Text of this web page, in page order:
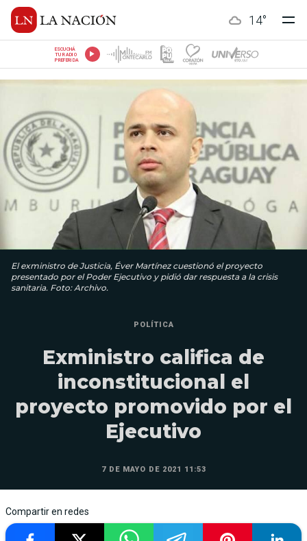
14°
ESCUCHÁ
TU RADIO
PREFERIDA
El exministro de Justicia, Éver Martínez cuestionó el proyecto
presentado por el Poder Ejecutivo y pidió dar respuesta a la crisis
sanitaria. Foto: Archivo.
POLÍTICA
Exministro califica de
inconstitucional el
proyecto promovido por el
Ejecutivo
7 DE MAYO DE 2021 11:53
Compartir en redes